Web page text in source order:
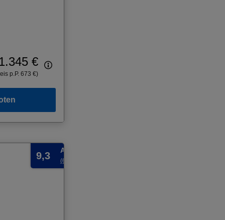
1.345 €
p.P. 673 €)
9,3 Ausgezeichnet
(6 Bewertungen)